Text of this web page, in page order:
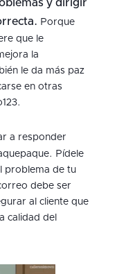
y dirigir
Porque
que le
la
le da más paz
en otras
a responder
Pídele
problema de tu
debe ser
al cliente que
calidad del